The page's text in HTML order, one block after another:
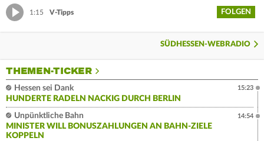
1:15 V-Tipps FOLGEN
SÜDHESSEN-WEBRADIO
THEMEN-TICKER
Hessen sei Dank
HUNDERTE RADELN NACKIG DURCH BERLIN
15:23
Unpünktliche Bahn
MINISTER WILL BONUSZAHLUNGEN AN BAHN-ZIELE
KOPPELN
14:54